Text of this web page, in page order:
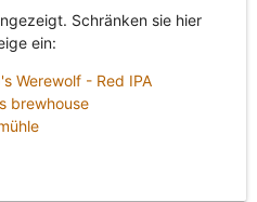
Schränken sie hier
ein:
Werewolf - Red IPA
brewhouse